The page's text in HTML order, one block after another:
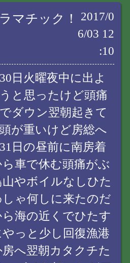
マチック！
2017/0
6/03 12
:10
30日火曜夜中に出よ
うと思ったけど頭痛
でダウン翌朝起きて
頭が重いけど房総へ
31日の昼前に南房着
車で休む頭痛がぶ
やボイルなしひた
ゃ何しに来たのだ
海の近くでひたす
っと少し回復漁港
へ翌朝カタクチた